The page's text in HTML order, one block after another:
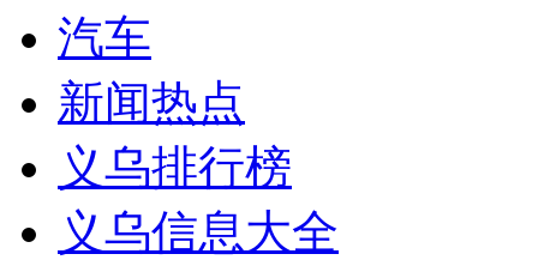
汽车
新闻热点
义乌排行榜
义乌信息大全